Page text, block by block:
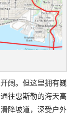
阔。但这里拥有巍
往惠斯勒的海天高
降坡道，深受户外